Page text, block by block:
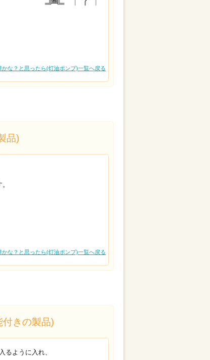
かな？と思ったら(灯油ポンプ)一覧へ戻る
品)
かな？と思ったら(灯油ポンプ)一覧へ戻る
付きの製品)
るように入れ、